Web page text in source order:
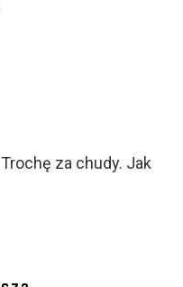
za chudy. Jak